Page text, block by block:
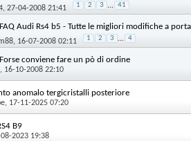
, 27-04-2008 21:41 1 2 3 ... 41
FAQ Audi Rs4 b5 - Tutte le migliori modifiche a
, 16-07-2008 02:11 1 2 3 ... 4
Forse conviene fare un pò di ordine
, 16-10-2008 22:10
anomalo tergicristalli posteriore
, 17-11-2025 07:20
B9
2023 19:38